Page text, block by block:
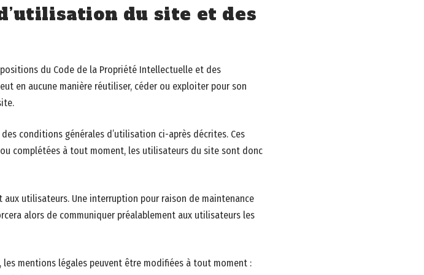
du site et des
du Code de la Propriété Intellectuelle et des
en aucune manière réutiliser, céder ou exploiter pour son
conditions générales d’utilisation ci-après décrites. Ces
complétées à tout moment, les utilisateurs du site sont donc
utilisateurs. Une interruption pour raison de maintenance
alors de communiquer préalablement aux utilisateurs les
mentions légales peuvent être modifiées à tout moment :